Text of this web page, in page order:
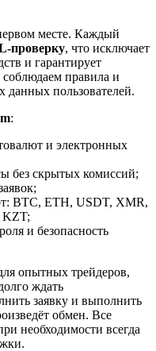
месте. Каждый
проверку, что исключает
и гарантирует
правила и
данных пользователей.
:
и электронных
без скрытых комиссий;
BTC, ETH, USDT, XMR,
и безопасность
опытных трейдеров,
ждать
заявку и выполнить
обмен. Все
необходимости всегда